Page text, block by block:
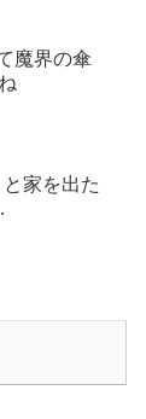
魔界の傘
と家を出た